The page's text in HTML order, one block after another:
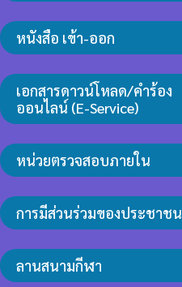
หนังสือ เข้า-ออก
เอกสารดาวน์โหลด/คำร้อง
ออนไลน์ (E-Service)
หน่วยตรวจสอบภายใน
การมีส่วนร่วมของประชาชน
ลานสนามกีฬา